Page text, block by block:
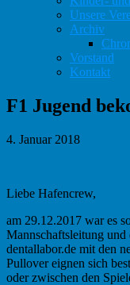
Unsere
Archiv
Vorstand
Kontakt
F1 Jugend
4. Januar 2018
Liebe Hafencrew,
am 29.12.2017 war es
Mannschaftsleitung
dentallabor.de mit den
Pullover eignen sich
oder zwischen den